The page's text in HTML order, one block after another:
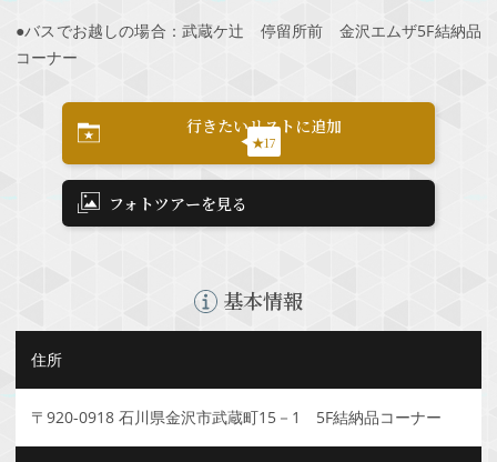
●バスでお越しの場合：武蔵ケ辻 停留所前 金沢エムザ5F結納品
コーナー
行きたいリストに追加
★17
フォトツアーを見る
基本情報
住所
〒920-0918 石川県金沢市武蔵町15－1 5F結納品コーナー